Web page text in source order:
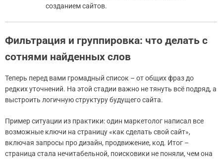
созданием сайтов.
Фильтрация и группировка: что делать с
сотнями найденных слов
Теперь перед вами громадный список – от общих фраз до
редких уточнений. На этой стадии важно не тянуть всё подряд, а
выстроить логичную структуру будущего сайта.
Пример ситуации из практики: один маркетолог написал все
возможные ключи на страницу «как сделать свой сайт»,
включая запросы про дизайн, продвижение, код. Итог –
страница стала нечитабельной, поисковики не поняли, чем она